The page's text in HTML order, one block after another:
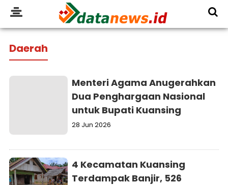
Daerah
Menteri Agama Anugerahkan
Dua Penghargaan Nasional
untuk Bupati Kuansing
28 Jun 2026
4 Kecamatan Kuansing
Terdampak Banjir, 526